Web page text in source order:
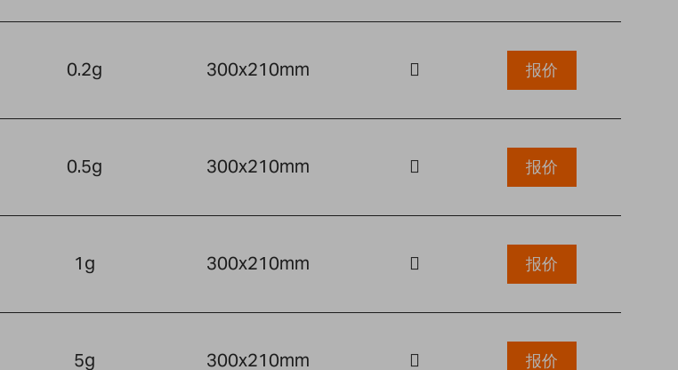
0.2g 300x210mm 报价
0.5g 300x210mm 报价
1g 300x210mm 报价
5g 300x210mm 报价